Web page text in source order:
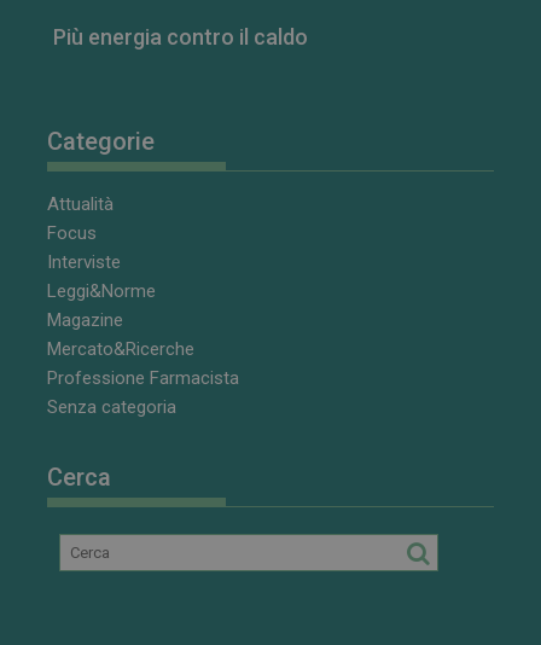
Più energia contro il caldo
Categorie
Attualità
Focus
Interviste
Leggi&Norme
Magazine
Mercato&Ricerche
Professione Farmacista
Senza categoria
Cerca
_ga